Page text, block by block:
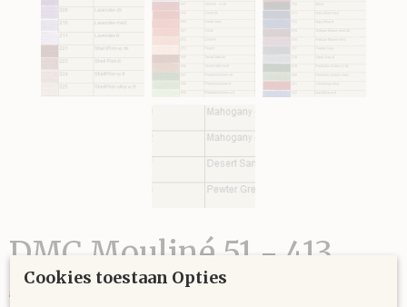
DMC Mouliné 51 - 413
€ 1,45
Cookies toestaan Opties